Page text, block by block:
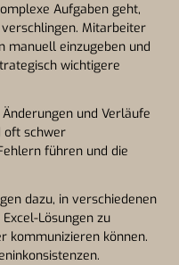
Aufgaben geht,
Mitarbeiter
manuell einzugeben und
wichtigere
Änderungen und Verläufe
oft schwer
führen und die
dazu, in verschiedenen
Lösungen zu
kommunizieren können.